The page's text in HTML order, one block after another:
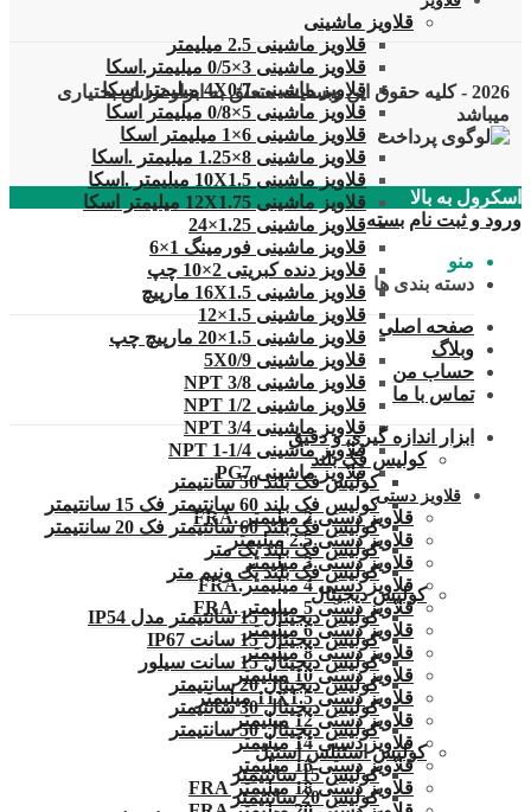
قلاویز ماشینی
قلاویز ماشینی 2.5 میلیمتر
قلاویز ماشینی 3×0/5 میلیمتر.اسکا
قلاویز ماشینی 4X0/7 میلیمتر اسکا
قلاویز ماشینی 5×0/8 میلیمتر اسکا
قلاویز ماشینی 6×1 میلیمتر اسکا
قلاویز ماشینی 8×1.25 میلیمتر .اسکا
قلاویز ماشینی 10X1.5 میلیمتر .اسکا
قلاویز ماشینی 12X1.75 میلیمتر اسکا
قلاویز ماشینی 1.25×24
قلاویز ماشینی فورمینگ 1×6
قلاویز دنده کبریتی 2×10 چپ
قلاویز ماشینی 16X1.5 مارپیچ
قلاویز ماشینی 1.5×12
قلاویز ماشینی 1.5×20 مارپیچ چپ
قلاویز ماشینی 5X0/9
قلاویز ماشینی 3/8 NPT
قلاویز ماشینی 1/2 NPT
قلاویز ماشینی 3/4 NPT
قلاویز ماشینی 1/4-1 NPT
قلاویز ماشینی PG7
قلاویز دستی
قلاویز دستی 2 میلیمتر .FRA
قلاویز دستی 2.5 میلیمتر
قلاویز دستی 3 میلیمتر
قلاویز دستی 4 میلیمتر.FRA
قلاویز دستی 5 میلیمتر .FRA
قلاویز دستی 6 میلیمتر
قلاویز دستی 8 میلیمتر
قلاویز دستی 10 میلیمتر
قلاویز دستی 11X1.5 میلیمتر
قلاویز دستی 12 میلیمتر
قلاویز دستی 14 میلیمتر
قلاویز دستی 16 میلیمتر
قلاویز دستی 18 میلیمتر FRA
2026 - کلیه حقوق این وبسایت متعلق به ابزار تراش بختیاری
میباشد
اسکرول به بالا
ورود و ثبت نام بسته
منو
دسته بندی ها
صفحه اصلی
وبلاگ
حساب من
تماس با ما
ابزار اندازه گیری و دقیق
کولیس فک بلند
کولیس فک بلند 50 سانتیمتر
کولیس فک بلند 60 سانتیمتر فک 15 سانتیمتر
کولیس فک بلند 60 سانتیمتر فک 20 سانتیمتر
کولیس فک بلند یک متر
کولیس فک بلند یک ونیم متر
کولیس دیجیتال
کولیس دیجیتال 15 سانتیمتر مدل IP54
کولیس دیجیتال 15 سانت IP67
کولیس دیجیتال 15 سانت سیلور
کولیس دیجیتال 20 سانتیمتر
کولیس دیجیتال 30 سانتیمتر
کولیس دیجیتال 50 سانتیمتر
کولیس استنلس استیل
کولیس 15 سانتیمتر
کولیس 20 سانتیمتر